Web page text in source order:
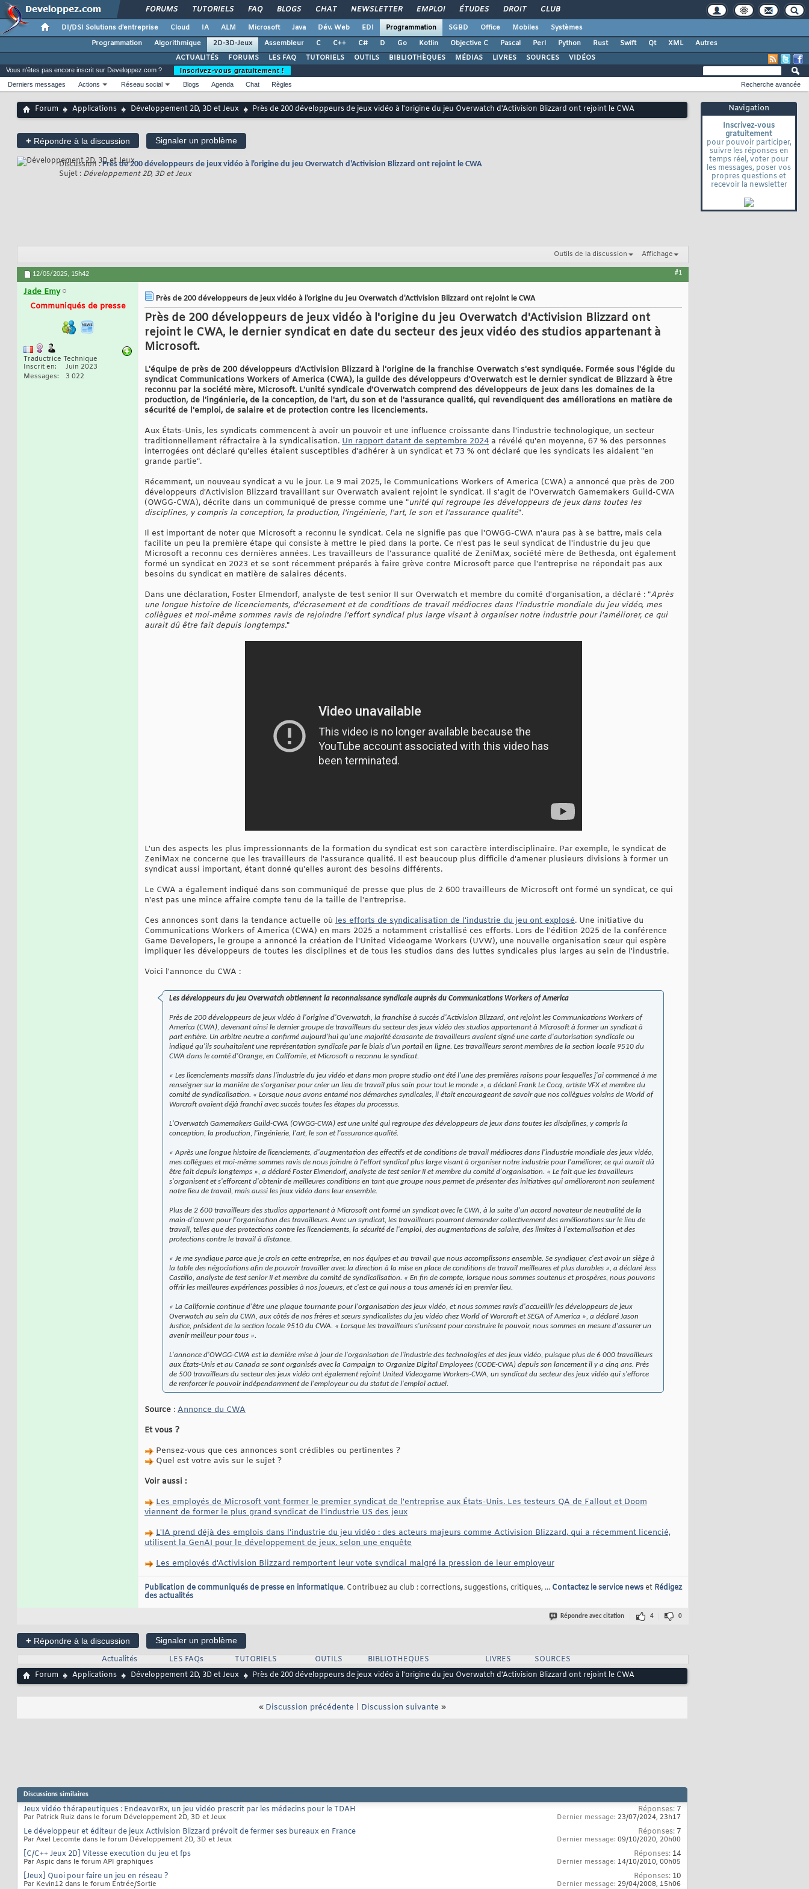
FORUMS TUTORIELS FAQ BLOGS CHAT NEWSLETTER EMPLOI ÉTUDES DROIT CLUB
DI/DSI Solutions d'entreprise Cloud IA ALM Microsoft Java Dév. Web EDI Programmation SGBD Office Mobiles
Systèmes
Programmation
Algorithmique 2D-3D-Jeux Assembleur C C++ C# D Go Kotlin Objective C Pascal Perl Python Rust Swift Qt XML
Autres
ACTUALITÉS
FORUMS LES FAQ TUTORIELS OUTILS BIBLIOTHÈQUES MÉDIAS LIVRES SOURCES VIDÉOS
Navigation
Inscrivez-vous
gratuitement
pour pouvoir participer,
suivre les réponses en
temps réel, voter pour
les messages, poser vos
propres questions et
recevoir la newsletter
Vous n'êtes pas encore inscrit sur Developpez.com ?
Inscrivez-vous gratuitement !
Derniers messages
Actions Réseau social Blogs Agenda Chat Règles Recherche avancée
Forum Applications Développement 2D, 3D et Jeux Près de 200 développeurs de jeux vidéo à l'origine du jeu Overwatch d'Activision Blizzard ont rejoint le CWA
+ Répondre à la discussion Signaler un problème
Discussion : Près de 200 développeurs de jeux vidéo à l'origine du jeu Overwatch d'Activision Blizzard ont rejoint le CWA
Sujet : Développement 2D, 3D et Jeux
Outils de la discussion Affichage
12/05/2025, 15h42 #1
Jade Emy
Communiqués de presse
Traductrice Technique
Inscrit en
Juin 2023
Messages
3 022
Près de 200 développeurs de jeux vidéo à l'origine du jeu Overwatch d'Activision Blizzard ont rejoint le CWA
Près de 200 développeurs de jeux vidéo à l'origine du jeu Overwatch d'Activision Blizzard ont
rejoint le CWA, le dernier syndicat en date du secteur des jeux vidéo des studios appartenant à
Microsoft.
L'équipe de près de 200 développeurs d'Activision Blizzard à l'origine de la franchise Overwatch s'est syndiquée. Formée sous l'égide du
syndicat Communications Workers of America (CWA), la guilde des développeurs d'Overwatch est le dernier syndicat de Blizzard à être
reconnu par la société mère, Microsoft. L'unité syndicale d'Overwatch comprend des développeurs de jeux dans les domaines de la
production, de l'ingénierie, de la conception, de l'art, du son et de l'assurance qualité, qui revendiquent des améliorations en matière de
sécurité de l'emploi, de salaire et de protection contre les licenciements.
Aux États-Unis, les syndicats commencent à avoir un pouvoir et une influence croissante dans l'industrie technologique, un secteur
traditionnellement réfractaire à la syndicalisation. Un rapport datant de septembre 2024 a révélé qu'en moyenne, 67 % des personnes
interrogées ont déclaré qu'elles étaient susceptibles d'adhérer à un syndicat et 73 % ont déclaré que les syndicats les aidaient "en
grande partie".
Récemment, un nouveau syndicat a vu le jour. Le 9 mai 2025, le Communications Workers of America (CWA) a annoncé que près de 200
développeurs d'Activision Blizzard travaillant sur Overwatch avaient rejoint le syndicat. Il s'agit de l'Overwatch Gamemakers Guild-CWA
(OWGG-CWA), décrite dans un communiqué de presse comme une "unité qui regroupe les développeurs de jeux dans toutes les
disciplines, y compris la conception, la production, l'ingénierie, l'art, le son et l'assurance qualité".
Il est important de noter que Microsoft a reconnu le syndicat. Cela ne signifie pas que l'OWGG-CWA n'aura pas à se battre, mais cela
facilite un peu la première étape qui consiste à mettre le pied dans la porte. Ce n'est pas le seul syndicat de l'industrie du jeu que
Microsoft a reconnu ces dernières années. Les travailleurs de l'assurance qualité de ZeniMax, société mère de Bethesda, ont également
formé un syndicat en 2023 et se sont récemment préparés à faire grève contre Microsoft parce que l'entreprise ne répondait pas aux
besoins du syndicat en matière de salaires décents.
Dans une déclaration, Foster Elmendorf, analyste de test senior II sur Overwatch et membre du comité d'organisation, a déclaré : "Après
une longue histoire de licenciements, d'écrasement et de conditions de travail médiocres dans l'industrie mondiale du jeu vidéo, mes
collègues et moi-même sommes ravis de rejoindre l'effort syndical plus large visant à organiser notre industrie pour l'améliorer, ce qui
aurait dû être fait depuis longtemps."
L'un des aspects les plus impressionnants de la formation du syndicat est son caractère interdisciplinaire. Par exemple, le syndicat de
ZeniMax ne concerne que les travailleurs de l'assurance qualité. Il est beaucoup plus difficile d'amener plusieurs divisions à former un
syndicat aussi important, étant donné qu'elles auront des besoins différents.
Le CWA a également indiqué dans son communiqué de presse que plus de 2 600 travailleurs de Microsoft ont formé un syndicat, ce qui
n'est pas une mince affaire compte tenu de la taille de l'entreprise.
Ces annonces sont dans la tendance actuelle où les efforts de syndicalisation de l'industrie du jeu ont explosé. Une initiative du
Communications Workers of America (CWA) en mars 2025 a notamment cristallisé ces efforts. Lors de l'édition 2025 de la conférence
Game Developers, le groupe a annoncé la création de l'United Videogame Workers (UVW), une nouvelle organisation sœur qui espère
impliquer les développeurs de toutes les disciplines et de tous les studios dans des luttes syndicales plus larges au sein de l'industrie.
Voici l'annonce du CWA :
Les développeurs du jeu Overwatch obtiennent la reconnaissance syndicale auprès du Communications Workers of America
Près de 200 développeurs de jeux vidéo à l'origine d'Overwatch, la franchise à succès d'Activision Blizzard, ont rejoint les Communications Workers of
America (CWA), devenant ainsi le dernier groupe de travailleurs du secteur des jeux vidéo des studios appartenant à Microsoft à former un syndicat à
part entière. Un arbitre neutre a confirmé aujourd'hui qu'une majorité écrasante de travailleurs avaient signé une carte d'autorisation syndicale ou
indiqué qu'ils souhaitaient une représentation syndicale par le biais d'un portail en ligne. Les travailleurs seront membres de la section locale 9510 du
CWA dans le comté d'Orange, en Californie, et Microsoft a reconnu le syndicat.
« Les licenciements massifs dans l'industrie du jeu vidéo et dans mon propre studio ont été l'une des premières raisons pour lesquelles j'ai commencé à me
renseigner sur la manière de s'organiser pour créer un lieu de travail plus sain pour tout le monde », a déclaré Frank Le Cocq, artiste VFX et membre du
comité de syndicalisation. « Lorsque nous avons entamé nos démarches syndicales, il était encourageant de savoir que nos collègues voisins de World of
Warcraft avaient déjà franchi avec succès toutes les étapes du processus.
L'Overwatch Gamemakers Guild-CWA (OWGG-CWA) est une unité qui regroupe des développeurs de jeux dans toutes les disciplines, y compris la
conception, la production, l'ingénierie, l'art, le son et l'assurance qualité.
« Après une longue histoire de licenciements, d'augmentation des effectifs et de conditions de travail médiocres dans l'industrie mondiale des jeux vidéo,
mes collègues et moi-même sommes ravis de nous joindre à l'effort syndical plus large visant à organiser notre industrie pour l'améliorer, ce qui aurait dû
être fait depuis longtemps », a déclaré Foster Elmendorf, analyste de test senior II et membre du comité d'organisation. « Le fait que les travailleurs
s'organisent et s'efforcent d'obtenir de meilleures conditions en tant que groupe nous permet de présenter des initiatives qui amélioreront non seulement
notre lieu de travail, mais aussi les jeux vidéo dans leur ensemble.
Plus de 2 600 travailleurs des studios appartenant à Microsoft ont formé un syndicat avec le CWA, à la suite d'un accord novateur de neutralité de la
main-d'œuvre pour l'organisation des travailleurs. Avec un syndicat, les travailleurs pourront demander collectivement des améliorations sur le lieu de
travail, telles que des protections contre les licenciements, la sécurité de l'emploi, des augmentations de salaire, des limites à l'externalisation et des
protections contre le travail à distance.
« Je me syndique parce que je crois en cette entreprise, en nos équipes et au travail que nous accomplissons ensemble. Se syndiquer, c'est avoir un siège à
la table des négociations afin de pouvoir travailler avec la direction à la mise en place de conditions de travail meilleures et plus durables », a déclaré Jess
Castillo, analyste de test senior II et membre du comité de syndicalisation. « En fin de compte, lorsque nous sommes soutenus et prospères, nous pouvons
offrir les meilleures expériences possibles à nos joueurs, et c'est ce qui nous a tous amenés ici en premier lieu.
« La Californie continue d'être une plaque tournante pour l'organisation des jeux vidéo, et nous sommes ravis d'accueillir les développeurs de jeux
Overwatch au sein du CWA, aux côtés de nos frères et sœurs syndicalistes du jeu vidéo chez World of Warcraft et SEGA of America », a déclaré Jason
Justice, président de la section locale 9510 du CWA. « Lorsque les travailleurs s'unissent pour construire le pouvoir, nous sommes en mesure d'assurer un
avenir meilleur pour tous ».
L'annonce d'OWGG-CWA est la dernière mise à jour de l'organisation de l'industrie des technologies et des jeux vidéo, puisque plus de 6 000 travailleurs
aux États-Unis et au Canada se sont organisés avec la Campaign to Organize Digital Employees (CODE-CWA) depuis son lancement il y a cinq ans. Près
de 500 travailleurs du secteur des jeux vidéo ont également rejoint United Videogame Workers-CWA, un syndicat du secteur des jeux vidéo qui s'efforce
de renforcer le pouvoir indépendamment de l'employeur ou du statut de l'emploi actuel.
Source : Annonce du CWA
Et vous ?
Pensez-vous que ces annonces sont crédibles ou pertinentes ?
Quel est votre avis sur le sujet ?
Voir aussi :
Les employés de Microsoft vont former le premier syndicat de l'entreprise aux États-Unis. Les testeurs QA de Fallout et Doom
viennent de former le plus grand syndicat de l'industrie US des jeux
L'IA prend déjà des emplois dans l'industrie du jeu vidéo : des acteurs majeurs comme Activision Blizzard, qui a récemment licencié,
utilisent la GenAI pour le développement de jeux, selon une enquête
Les employés d'Activision Blizzard remportent leur vote syndical malgré la pression de leur employeur
Publication de communiqués de presse en informatique. Contribuez au club : corrections, suggestions, critiques, ... Contactez le service newset Rédigez
des actualités
Répondre avec citation 4 0
+ Répondre à la discussion
Signaler un problème
Actualités
LES FAQs TUTORIELS OUTILS BIBLIOTHEQUES LIVRES
SOURCES
Forum
Applications Développement 2D, 3D et Jeux Près de 200 développeurs de jeux vidéo à l'origine du jeu Overwatch d'Activision Blizzard ont rejoint le CWA
« Discussion précédente Discussion suivante »
Discussions similaires
Jeux vidéo thérapeutiques : EndeavorRx, un jeu vidéo prescrit par les médecins pour le TDAH
Par Patrick Ruiz dans le forum Développement 2D, 3D et Jeux
Réponses: 7
Dernier message: 23/07/2024, 23h17
Le développeur et éditeur de jeux Activision Blizzard prévoit de fermer ses bureaux en France
Par Axel Lecomte dans le forum Développement 2D, 3D et Jeux
Réponses: 7
Dernier message: 09/10/2020, 20h00
[C/C++ Jeux 2D] Vitesse execution du jeu et fps
Par Aspic dans le forum API graphiques
Réponses: 14
Dernier message: 14/10/2010, 00h05
[Jeux] Quoi pour faire un jeu en réseau ?
Par Kevin12 dans le forum Entrée/Sortie
Réponses: 10
Dernier message: 29/04/2008, 15h06